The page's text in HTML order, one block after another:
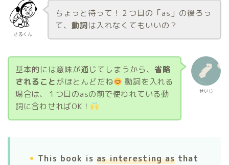
さるくん
ちょっと待って！２つ目の「as」の後ろっ
て、 動詞は入れなくてもいいの？
せいじ
基本的には意味が通じてしまうから、 省略
されることがほとんどだね 動詞を入れる
場合は、１つ目のasの前で使われている動
詞に合わせればOK！
This book is as interesting as that